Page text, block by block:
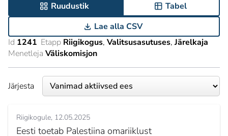
Ruudustik
Tabel
Lae alla CSV
Id 1241 Etapp Riigikogus Valitsusasutuses Järelkaja
Menetleja Väliskomisjon
Järjesta
Riigikogule 12.05.2025
Eesti toetab Palestiina omariiklust